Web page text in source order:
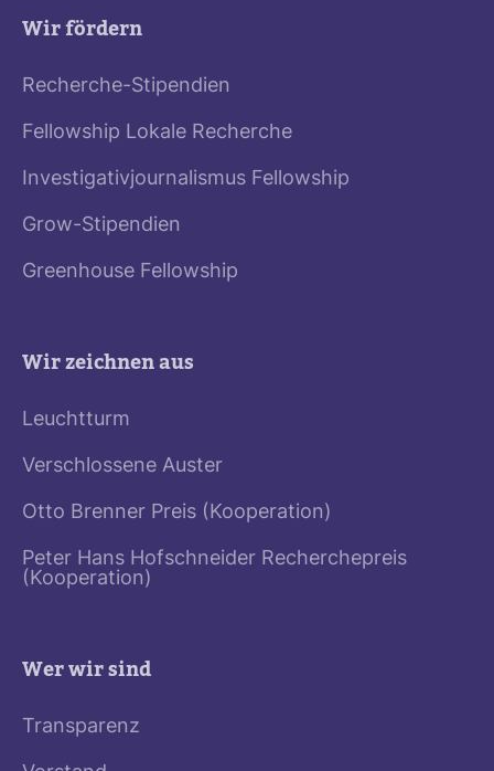
Wir fördern
Recherche-Stipendien
Fellowship Lokale Recherche
Investigativjournalismus Fellowship
Grow-Stipendien
Greenhouse Fellowship
Wir zeichnen aus
Leuchtturm
Verschlossene Auster
Otto Brenner Preis (Kooperation)
Peter Hans Hofschneider Recherchepreis
(Kooperation)
Wer wir sind
Transparenz